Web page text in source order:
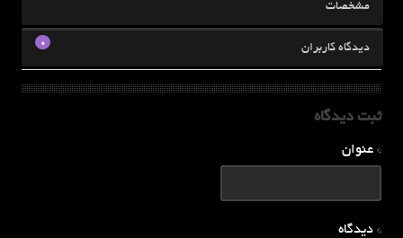
مشخصات
0 دیدگاه کاربران
ثبت دیدگاه
* عنوان
* دیدگاه